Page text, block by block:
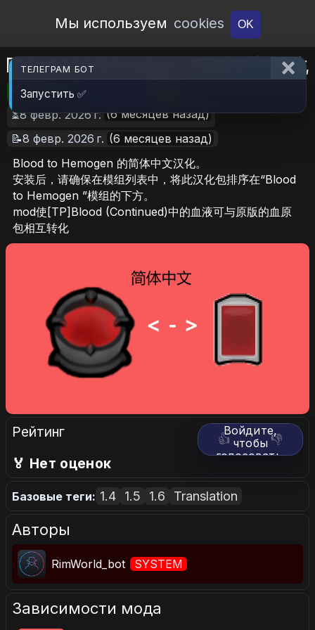
Open Workshop
Мы используем cookies OK
Blood to Hemogen- 简体中文汉化
🎮RimWorld 📦106.9 KB
⏳8 февр. 2026 г. (6 месяцев назад)
📝8 февр. 2026 г. (6 месяцев назад)
Blood to Hemogen 的简体中文汉化。
安装后，请确保在模组列表中，将此汉化包排序在“Blood
to Hemogen ”模组的下方。
mod使[TP]Blood (Continued)中的血液可与原版的血原
包相互转化
Рейтинг 👍 👎
Войдите,
чтобы
голосовать.
🏅 Нет оценок
Базовые теги: 1.4 1.5 1.6 Translation
Авторы
RimWorld_bot SYSTEM
Зависимости мода
ТЕЛЕГРАМ БОТ
Запустить ✅